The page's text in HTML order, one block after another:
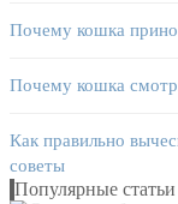
Почему кошка
Почему кошка
Как правильно
советы
Популярные статьи